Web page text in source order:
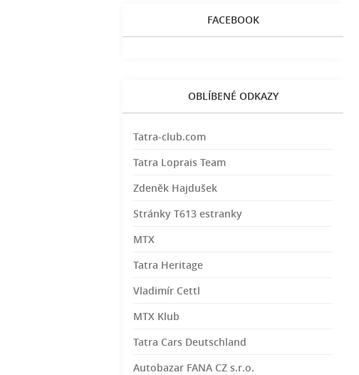
FACEBOOK
OBLÍBENÉ ODKAZY
Tatra-club.com
Tatra Loprais Team
Zdeněk Hajdušek
Stránky T613 estranky
MTX
Tatra Heritage
Vladimír Cettl
MTX Klub
Tatra Cars Deutschland
Autobazar FANA CZ s.r.o.